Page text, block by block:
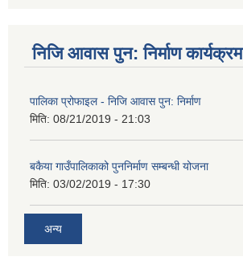
निजि आवास पुन: निर्माण कार्यक्रम
पालिका प्रोफाइल - निजि आवास पुन: निर्माण
मिति: 08/21/2019 - 21:03
बकैया गाउँपालिकाको पुननिर्माण सम्बन्धी योजना
मिति: 03/02/2019 - 17:30
अन्य